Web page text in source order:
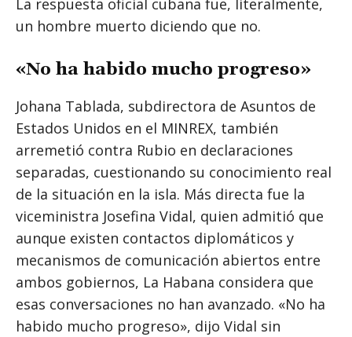
un hombre muerto diciendo que no.
«No ha habido mucho progreso»
Johana Tablada, subdirectora de Asuntos de
Estados Unidos en el MINREX, también
arremetió contra Rubio en declaraciones
separadas, cuestionando su conocimiento real
de la situación en la isla. Más directa fue la
viceministra Josefina Vidal, quien admitió que
aunque existen contactos diplomáticos y
mecanismos de comunicación abiertos entre
ambos gobiernos, La Habana considera que
esas conversaciones no han avanzado. «No ha
habido mucho progreso», dijo Vidal sin